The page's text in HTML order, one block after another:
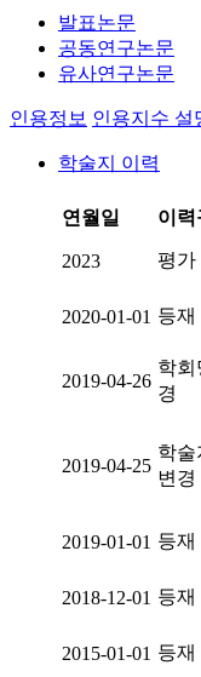
발표논문
공동연구논문
유사연구논문
인용정보 인용지수 설
학술지 이력
연월일
이력
2023 평가
2020-01-01 등재
2019-04-26
학회
경
2019-04-25
학술
변경
2019-01-01 등재
2018-12-01 등재
2015-01-01 등재